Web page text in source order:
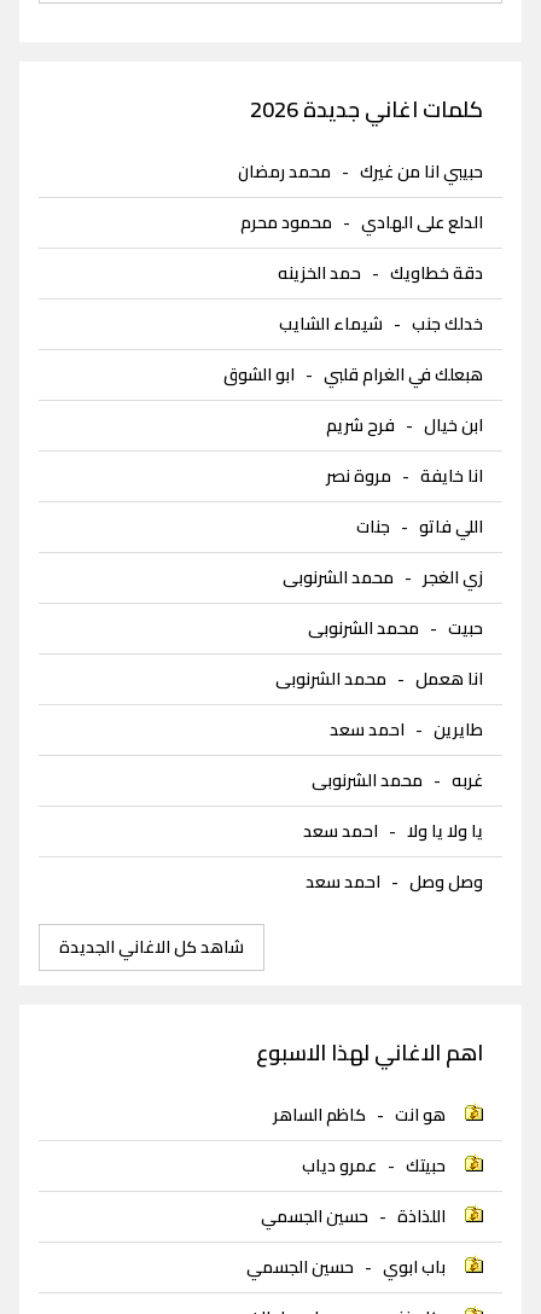
كلمات اغاني جديدة 2026
حبيبي انا من غيرك - محمد رمضان
الدلع على الهادي - محمود محرم
دقة خطاويك - حمد الخزينه
خدلك جنب - شيماء الشايب
هبعلك في الغرام قلبي - ابو الشوق
ابن خيال - فرح شريم
انا خايفة - مروة نصر
اللي فاتو - جنات
زي الغجر - محمد الشرنوبى
حبيت - محمد الشرنوبى
انا هعمل - محمد الشرنوبى
طايرين - احمد سعد
غربه - محمد الشرنوبى
يا ولا يا ولا - احمد سعد
وصل وصل - احمد سعد
شاهد كل الاغاني الجديدة
اهم الاغاني لهذا الاسبوع
هو انت - كاظم الساهر
حبيتك - عمرو دياب
اللذاذة - حسين الجسمي
باب ابوي - حسين الجسمي